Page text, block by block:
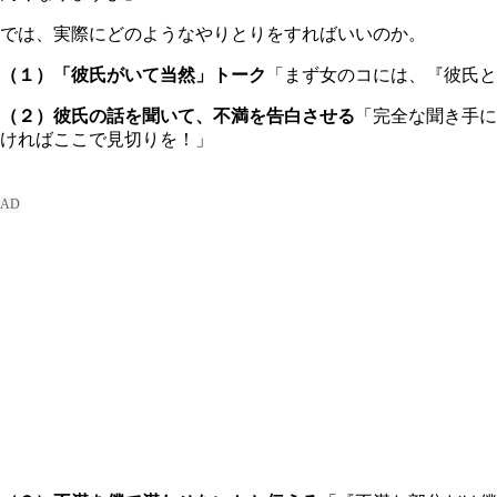
では、実際にどのようなやりとりをすればいいのか。
（１）「彼氏がいて当然」トーク 「まず女のコには、『彼氏
（２）彼氏の話を聞いて、不満を告白させる 「完全な聞き手
ければここで見切りを！」